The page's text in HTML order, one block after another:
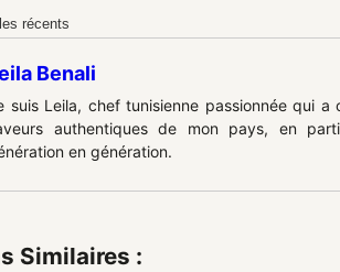
récents
Benali
suis Leila, chef tunisienne passionnée qui
authentiques de mon pays, en
en génération.
Similaires :